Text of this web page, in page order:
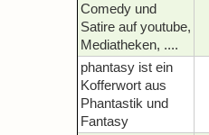
Comedy und
Satire auf youtube,
Mediatheken, ....
phantasy ist ein
Kofferwort aus
Phantastik und
Fantasy